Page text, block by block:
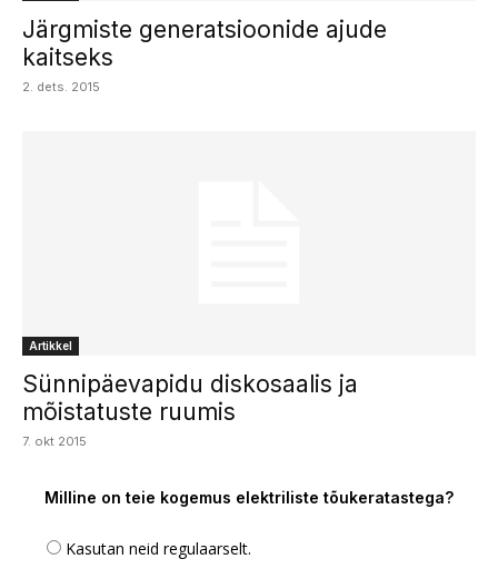
Järgmiste generatsioonide ajude
kaitseks
2. dets. 2015
Artikkel
Sünnipäevapidu diskosaalis ja
mõistatuste ruumis
7. okt 2015
Milline on teie kogemus elektriliste tõukeratastega?
Kasutan neid regulaarselt.